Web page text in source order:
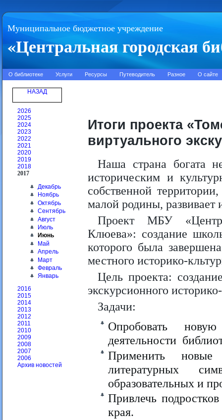
Муниципальное бюджетное учреждение
«Центральная городская
О библиотеке Услуги Ресурсы Путеводитель Разное О сайте
НАЗАД
2026
2025
2024
2023
2022
2021
2020
2019
2018
2017
Декабрь
Ноябрь
Октябрь
Сентябрь
Август
Июль
Июнь
Май
Апрель
Март
Февраль
Январь
2016
2015
2014
2013
2012
2011
2010
2009
2008
2007
2006
Архив новостей
Итоги проекта
виртуального
Наша страна богата
историческим и
собственной
малой родины, развивает
Проект МБУ
Клюева»: создание
которого была
местного историко-
Цель проекта:
экскурсионного
Задачи:
Опробовать
деятельности
Применить новые
литературных
образовательных и
Привлечь
края.